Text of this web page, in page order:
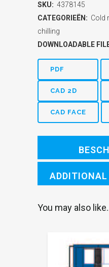
2733
230V
1N~
quantity
SKU: 4378145
CATEGORIEËN: Cold
chilling
DOWNLOADABLE
PDF
CAD 2D
CAD FACE
You may also